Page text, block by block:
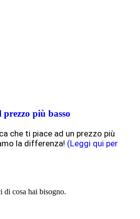
più basso
che ti piace ad un prezzo più
la differenza! (Leggi qui per
di cosa hai bisogno.